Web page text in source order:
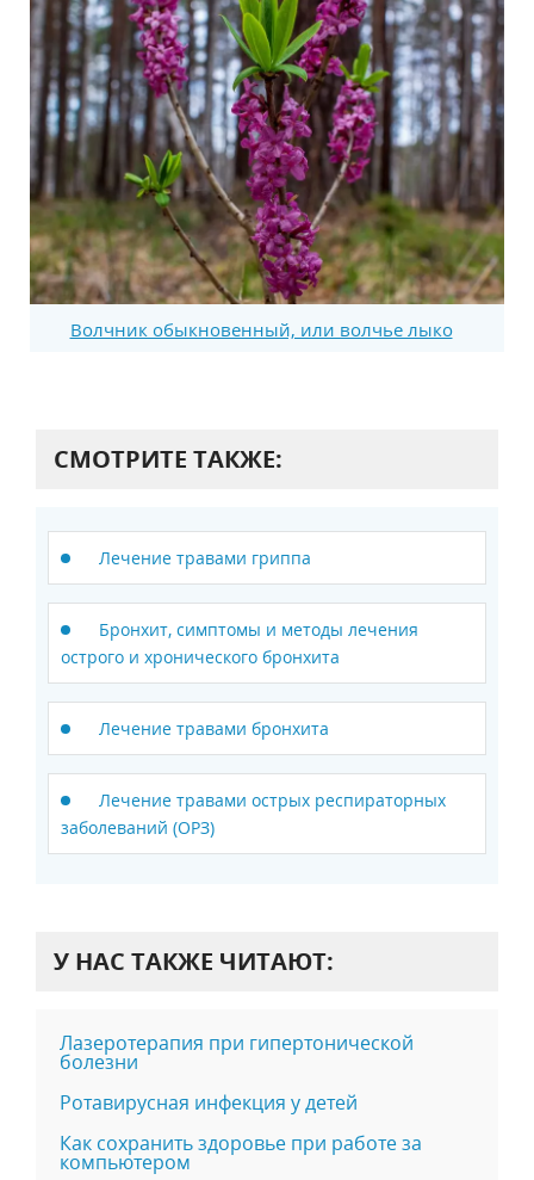
Волчник обыкновенный, или волчье лыко
СМОТРИТЕ ТАКЖЕ:
Лечение травами гриппа
Бронхит, симптомы и методы лечения
острого и хронического бронхита
Лечение травами бронхита
Лечение травами острых респираторных
заболеваний (ОРЗ)
У НАС ТАКЖЕ ЧИТАЮТ:
Лазеротерапия при гипертонической
болезни
Ротавирусная инфекция у детей
Как сохранить здоровье при работе за
компьютером